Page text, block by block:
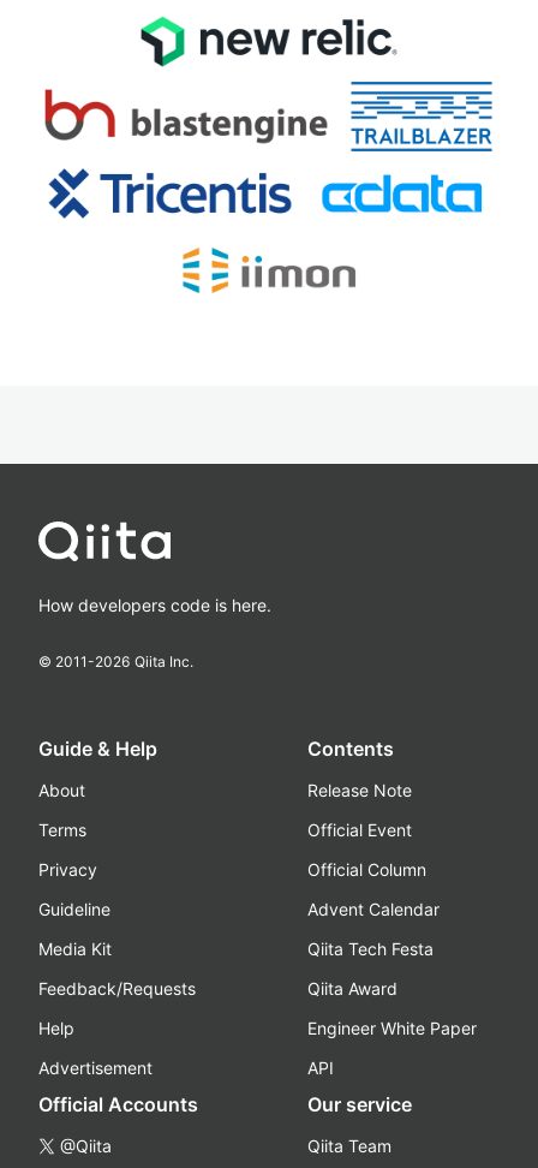
How developers code is here.
© 2011-2026 Qiita Inc.
Guide & Help
About
Terms
Privacy
Guideline
Media Kit
Feedback/Requests
Help
Advertisement
Contents
Release Note
Official Event
Official Column
Advent Calendar
Qiita Tech Festa
Qiita Award
Engineer White Paper
API
Official Accounts
@Qiita
Our service
Qiita Team